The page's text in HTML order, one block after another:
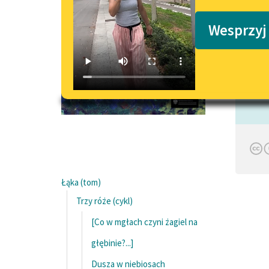
Łąka (tom)
Trzy róże (cykl)
[Co w mgłach czyni żagiel na
głębinie?...]
Dusza w niebiosach